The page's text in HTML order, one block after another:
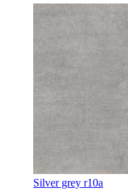
Silver grey r10a